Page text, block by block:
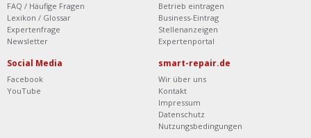
FAQ / Häufige Fragen
Lexikon / Glossar
Expertenfrage
Newsletter
Betrieb eintragen
Business-Eintrag
Stellenanzeigen
Expertenportal
Social Media
Facebook
YouTube
smart-repair.de
Wir über uns
Kontakt
Impressum
Datenschutz
Nutzungsbedingungen